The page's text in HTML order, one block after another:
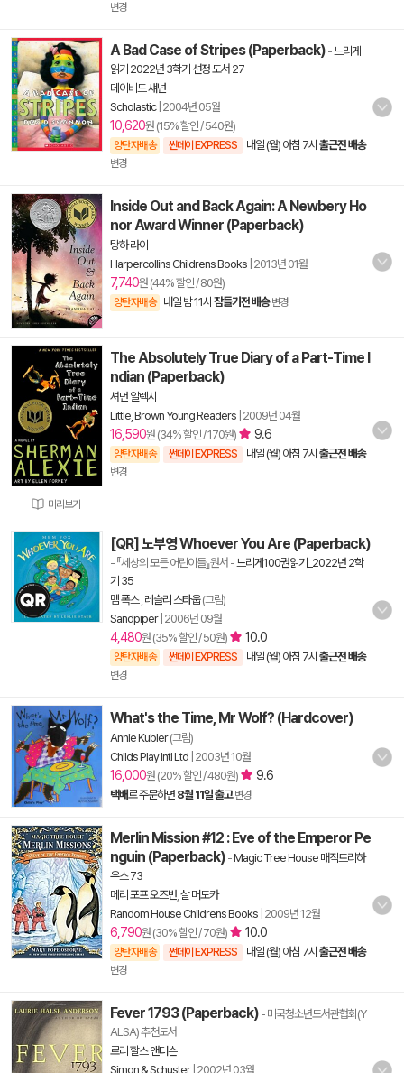
변경
A Bad Case of Stripes (Paperback) -느리게
읽기 2022년 3학기 선정 도서 27
데이비드 섀넌
Scholastic| 2004년 05월
10,620원 (15% 할인 / 540원)
양탄자배송 썬데이 EXPRESS 내일 (월) 아침 7시 출근전 배송
변경
Inside Out and Back Again: A Newbery Ho
nor Award Winner (Paperback)
탕하 라이
Harpercollins Childrens Books 2013년 01월
7,740원 (44% 할인 / 80원)
양탄자배송 내일 밤 11시 잠들기전 배송 변경
미리보기
The Absolutely True Diary of a Part-Time I
ndian (Paperback)
셔먼 알렉시
Little, Brown Young Readers 2009년 04월
16,590원 (34% 할인 / 170원) 9.6
양탄자배송 썬데이 EXPRESS 내일 (월) 아침 7시 출근전 배송
변경
[QR] 노부영 Whoever You Are (Paperback)
- 『세상의 모든 어린이들』원서 -느리게100권읽기_2022년 2학
기 35
멤 폭스, 레슬리 스타웁(그림)
Sandpiper| 2006년 09월
4,480원 (35% 할인 / 50원) 10.0
양탄자배송 썬데이 EXPRESS 내일 (월) 아침 7시 출근전 배송
변경
What's the Time, Mr Wolf? (Hardcover)
Annie Kubler(그림)
Childs Play Intl Ltd 2003년 10월
16,000원 (20% 할인 / 480원) 9.6
택배로 주문하면 8월 11일 출고 변경
Merlin Mission #12 : Eve of the Emperor Pe
nguin (Paperback) -Magic Tree House 매직트리하
우스 73
메리 포프 오즈번 살 머도카
Random House Childrens Books 2009년 12월
6,790원 (30% 할인 / 70원) 10.0
양탄자배송 썬데이 EXPRESS 내일 (월) 아침 7시 출근전 배송
변경
Fever 1793 (Paperback) - 미국청소년도서관협회(Y
ALSA) 추천도서
로리 할스 앤더슨
Simon & Schuster| 2002년 03월